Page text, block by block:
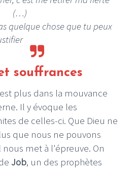
(…)
quelque chose que tu peux
souffrances
plus dans la mouvance
Il y évoque les
de celles-ci. Que Dieu ne
que nous ne pouvons
met à l'épreuve. On
Job, un des prophètes